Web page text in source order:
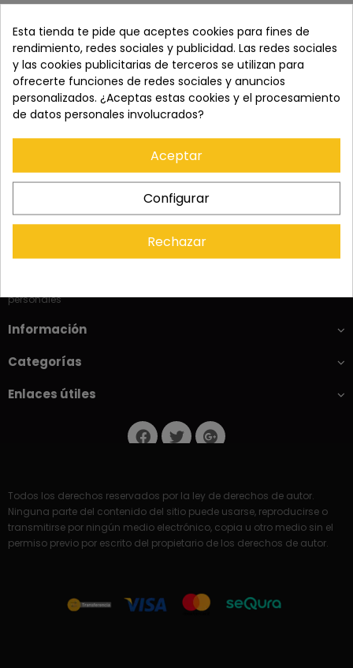
Antes de proceder al pago debe agregar algunos productos
a su carrito de compras.
CONTINUAR COMPRANDO
personales
Información
Categorías
Enlaces útiles
Todos los derechos reservados por la ley de derechos de autor.
Ninguna parte del contenido del sitio puede usarse, reproducirse o
transmitirse por ningún medio electrónico, copia u otro medio sin el
permiso previo por escrito del propietario de los derechos de autor.
Esta tienda te pide que aceptes cookies para fines de
rendimiento, redes sociales y publicidad. Las redes sociales
y las cookies publicitarias de terceros se utilizan para
ofrecerte funciones de redes sociales y anuncios
personalizados. ¿Aceptas estas cookies y el procesamiento
de datos personales involucrados?
Aceptar
Configurar
Rechazar